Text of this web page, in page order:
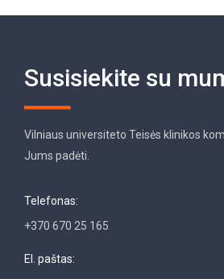
Susisiekite su
Vilniaus universiteto Teisės klinikos
Jums padėti.
Telefonas:
+370 670 25 165
El. paštas: